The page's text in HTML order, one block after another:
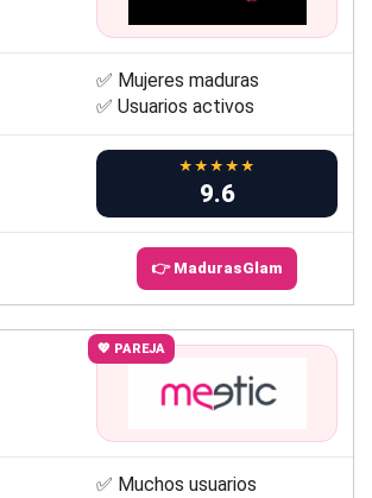
✅ Mujeres maduras
✅ Usuarios activos
★★★★★
9.6
👉 MadurasGlam
💖 PAREJA
✅ Muchos usuarios